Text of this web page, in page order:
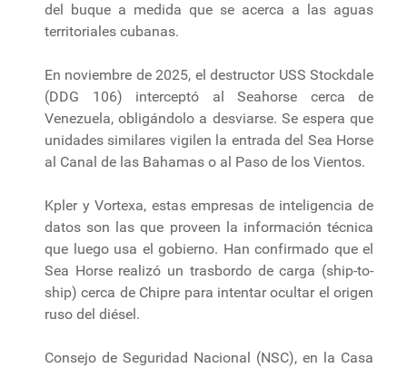
del buque a medida que se acerca a las aguas
territoriales cubanas.
En noviembre de 2025, el destructor USS Stockdale
(DDG 106) interceptó al Seahorse cerca de
Venezuela, obligándolo a desviarse. Se espera que
unidades similares vigilen la entrada del Sea Horse
al Canal de las Bahamas o al Paso de los Vientos.
Kpler y Vortexa, estas empresas de inteligencia de
datos son las que proveen la información técnica
que luego usa el gobierno. Han confirmado que el
Sea Horse realizó un trasbordo de carga (ship-to-
ship) cerca de Chipre para intentar ocultar el origen
ruso del diésel.
Consejo de Seguridad Nacional (NSC), en la Casa